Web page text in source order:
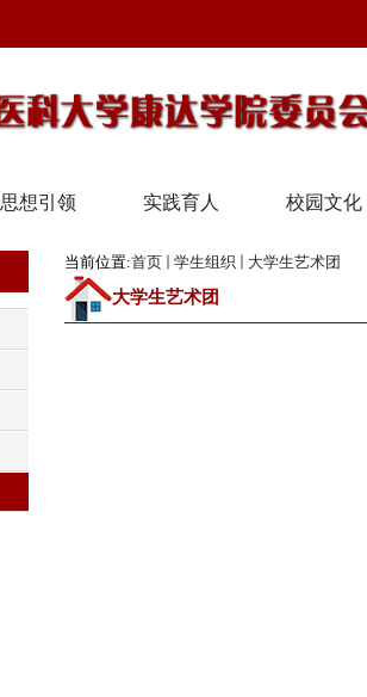
思想引领 实践育人 校园文化
当前位置:首页 学生组织 大学生艺术团
大学生艺术团